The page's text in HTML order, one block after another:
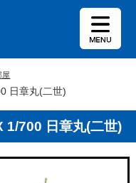
屋
日章丸(二世)
1/700 日章丸(二世)